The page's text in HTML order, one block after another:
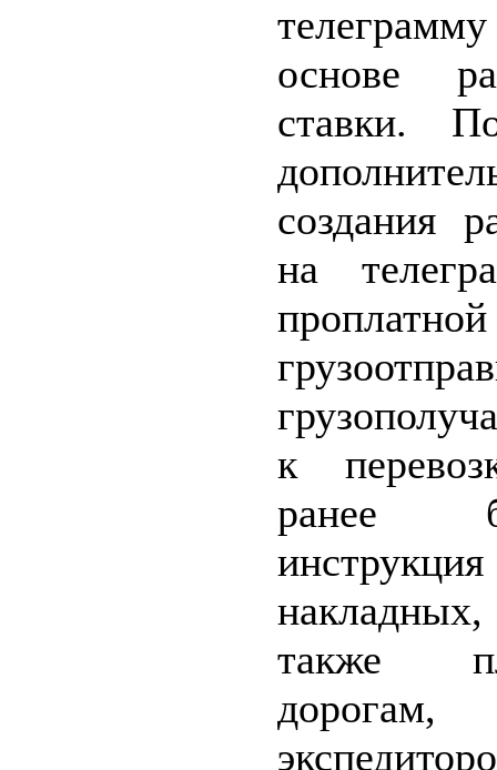
основе
ставки.
создания
на
к
ранее
также